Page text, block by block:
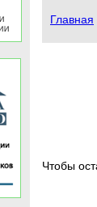
Главная
Чтобы